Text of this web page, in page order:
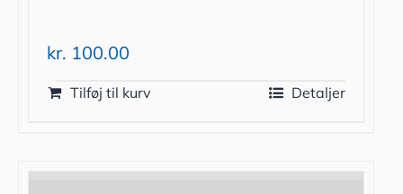
kr. 100.00
Tilføj til kurv Detaljer